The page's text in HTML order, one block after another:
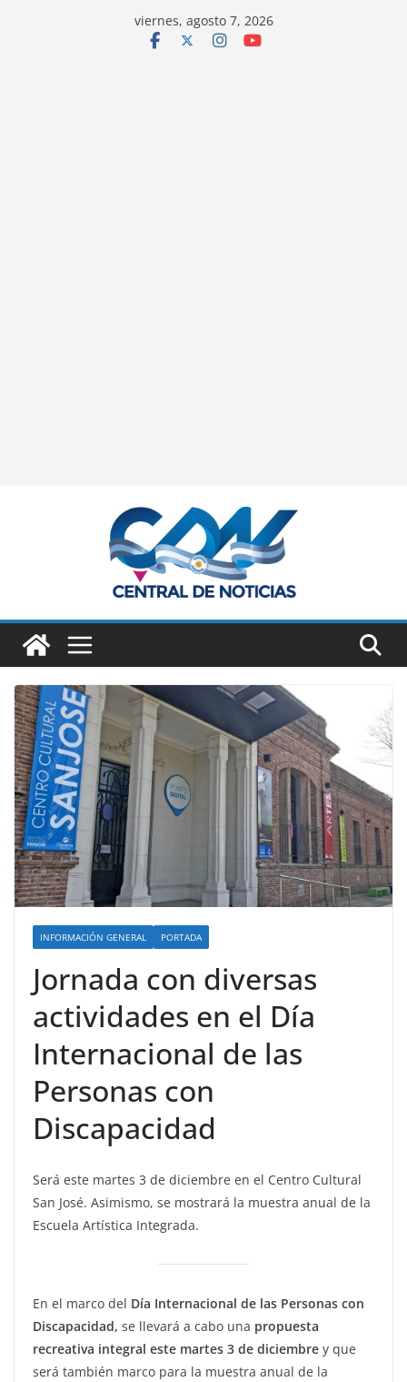
viernes, agosto 7, 2026
INFORMACIÓN GENERAL PORTADA
Jornada con diversas
actividades en el Día
Internacional de las
Personas con
Discapacidad
Será este martes 3 de diciembre en el Centro Cultural
San José. Asimismo, se mostrará la muestra anual de la
Escuela Artística Integrada.
En el marco del Día Internacional de las Personas con
Discapacidad, se llevará a cabo una propuesta
recreativa integral este martes 3 de diciembre y que
será también marco para la muestra anual de la